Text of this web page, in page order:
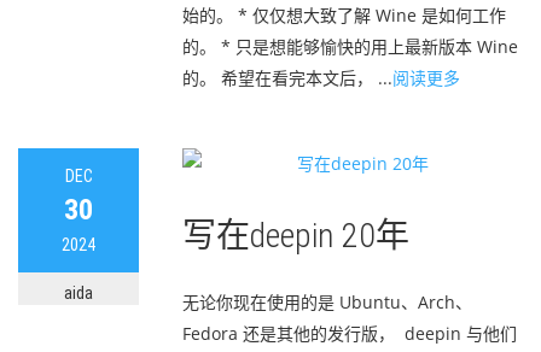
始的。 * 仅仅想大致了解 Wine 是如何工作
的。 * 只是想能够愉快的用上最新版本 Wine
的。 希望在看完本文后， ...阅读更多
DEC
30
2024
aida
写在deepin 20年
无论你现在使用的是 Ubuntu、Arch、
Fedora 还是其他的发行版， deepin 与他们